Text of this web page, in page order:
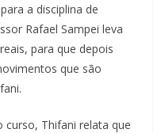
a disciplina de
Rafael Sampei leva
para que depois
que são
Thifani relata que